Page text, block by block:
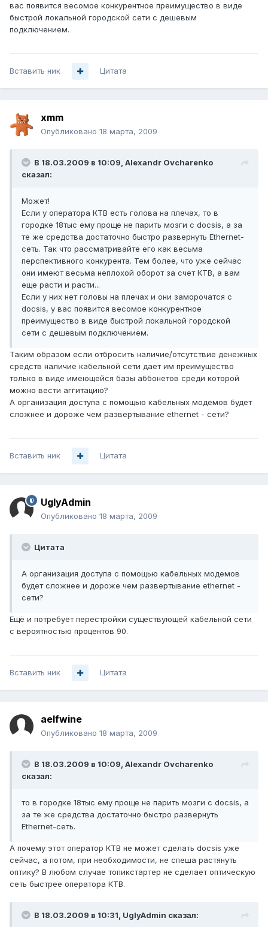
вас появится весомое конкурентное преимущество в виде
быстрой локальной городской сети с дешевым
подключением.
Вставить ник Цитата
xmm
Опубликовано 18 марта, 2009
В 18.03.2009 в 10:09, Alexandr Ovcharenko
сказал:
Может!
Если у оператора КТВ есть голова на плечах, то в
городке 18тыс ему проще не парить мозги с docsis, а за
те же средства достаточно быстро развернуть Ethernet-
сеть. Так что рассматривайте его как весьма
перспективного конкурента. Тем более, что уже сейчас
они имеют весьма неплохой оборот за счет КТВ, а вам
еще расти и расти...
Если у них нет головы на плечах и они заморочатся с
docsis, у вас появится весомое конкурентное
преимущество в виде быстрой локальной городской
сети с дешевым подключением.
Таким образом если отбросить наличие/отсутствие денежных
средств наличие кабельной сети дает им преимущество
только в виде имеющейся базы аббонетов среди которой
можно вести аггитацию?
А организация доступа с помощью кабельных модемов будет
сложнее и дороже чем развертывание ethernet - сети?
Вставить ник Цитата
UglyAdmin
Опубликовано 18 марта, 2009
Цитата
А организация доступа с помощью кабельных модемов
будет сложнее и дороже чем развертывание ethernet -
сети?
Ещё и потребует перестройки существующей кабельной сети
с вероятностью процентов 90.
Вставить ник Цитата
aelfwine
Опубликовано 18 марта, 2009
В 18.03.2009 в 10:09, Alexandr Ovcharenko
сказал:
то в городке 18тыс ему проще не парить мозги с docsis, а
за те же средства достаточно быстро развернуть
Ethernet-сеть.
А почему этот оператор КТВ не может сделать docsis уже
сейчас, а потом, при необходимости, не спеша растянуть
оптику? В любом случае топикстартер не сделает оптическую
сеть быстрее оператора КТВ.
В 18.03.2009 в 10:31, UglyAdmin сказал: